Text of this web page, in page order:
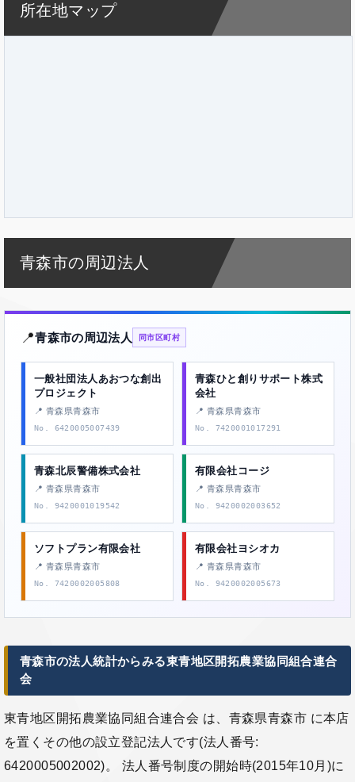
所在地マップ
青森市の周辺法人
📍青森市の周辺法人 同市区町村
一般社団法人あおつな創出
プロジェクト
📍 青森県青森市
No. 6420005007439
青森ひと創りサポート株式
会社
📍 青森県青森市
No. 7420001017291
青森北辰警備株式会社
📍 青森県青森市
No. 9420001019542
有限会社コージ
📍 青森県青森市
No. 9420002003652
ソフトプラン有限会社
📍 青森県青森市
No. 7420002005808
有限会社ヨシオカ
📍 青森県青森市
No. 9420002005673
青森市の法人統計からみる東青地区開拓農業協同組合連合
会
東青地区開拓農業協同組合連合会 は、青森県青森市 に本店
を置くその他の設立登記法人です(法人番号:
6420005002002)。 法人番号制度の開始時(2015年10月)に